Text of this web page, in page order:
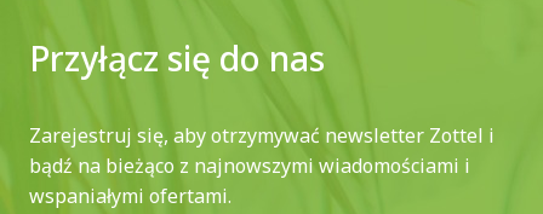
Przyłącz się do nas
Zarejestruj się, aby otrzymywać newsletter Zottel i
bądź na bieżąco z najnowszymi wiadomościami i
wspaniałymi ofertami.